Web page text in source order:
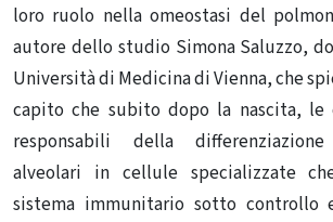
loro ruolo nella omeostasi del
autore dello studio Simona Saluzzo,
Università di Medicina di Vienna, che
capito che subito dopo la nascita, le
responsabili della
alveolari in cellule specializzate
sistema immunitario sotto controllo